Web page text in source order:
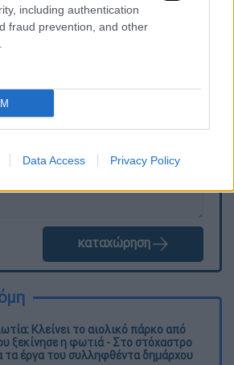
including authentication
fraud prevention, and other
Data Access Privacy Policy
άμεσα με δική σας ευθύνη. Το
καταχώρηση
Κλείνει το αιολικό πάρκο από
ξεκίνησε η φωτιά - Στο στόχαστρο
τα έργα του συλληφθέντα δημάρχου